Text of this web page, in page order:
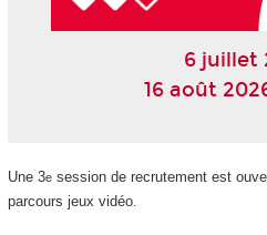
6 juillet
16 août
Une 3esession de recrutement est
parcours jeux vidéo.